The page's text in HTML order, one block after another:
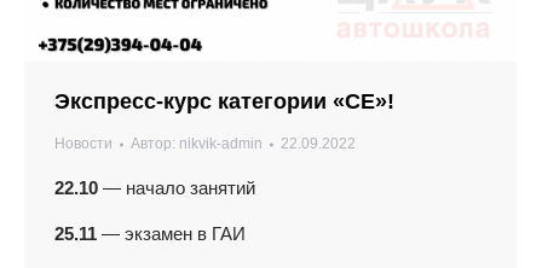
Экспресс-курс категории «СЕ»!
Новости Автор: nikvik-admin 22.09.2022
22.10 — начало занятий
25.11 — экзамен в ГАИ